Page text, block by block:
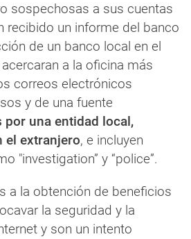
sospechosas a sus cuentas
recibido un informe del banco
de un banco local en el
a la oficina más
correos electrónicos
y de una fuente
por una entidad local,
el extranjero, e incluyen
"investigation” y “police”.
a la obtención de beneficios
la seguridad y la
y son un intento